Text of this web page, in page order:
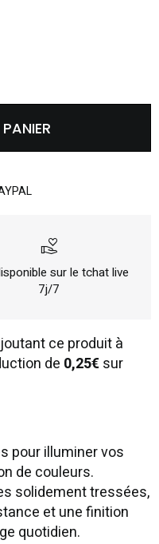
volunteer_activism
sur le tchat live
7j/7
ce produit à
de 0,25€sur
pour illuminer vos
de couleurs.
solidement tressées,
et une finition
quotidien.